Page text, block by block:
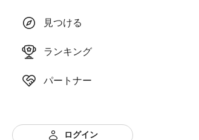
見つける
ランキング
パートナー
ログイン